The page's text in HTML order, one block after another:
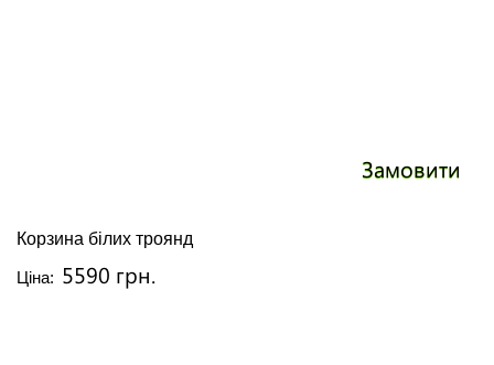
Замовити
Корзина білих троянд
Ціна: 5590 грн.